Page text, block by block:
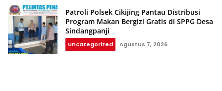
Patroli Polsek Cikijing Pantau Distribusi
Program Makan Bergizi Gratis di SPPG Desa
Sindangpanji
Uncategorized Agustus 7, 2026